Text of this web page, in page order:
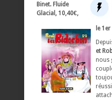
Binet. Fluide
Glacial, 10,40€,
le
et
nous